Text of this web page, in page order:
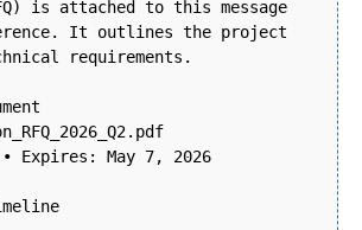
is attached to this message
It outlines the project
requirements.
Expires: May 7, 2026